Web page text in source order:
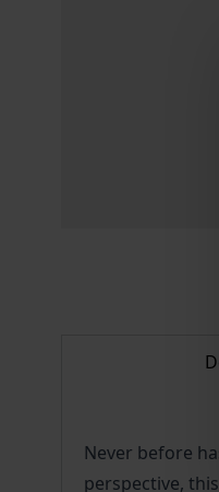
Never before
perspective,